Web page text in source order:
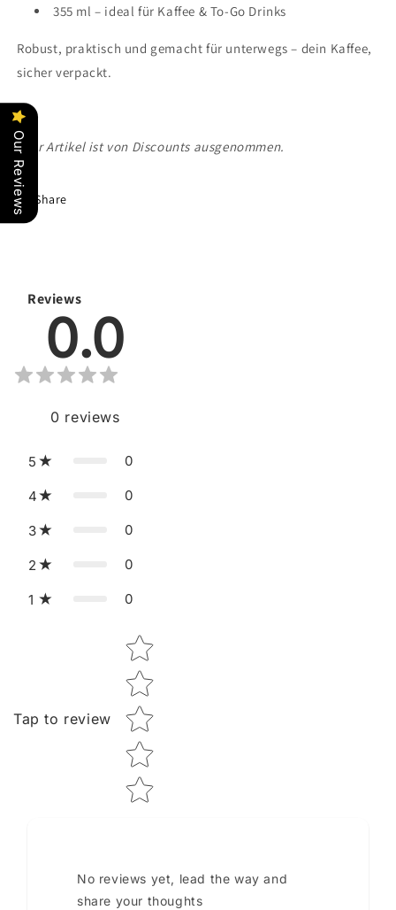
355 ml – ideal für Kaffee & To-Go Drinks
Robust, praktisch und gemacht für unterwegs – dein Kaffee,
sicher verpackt.
*Der Artikel ist von Discounts ausgenommen.
Share
Reviews
0.0
0 reviews
5 0
4 0
3 0
2 0
1 0
Tap to review
Star rating
No reviews yet, lead the way and
share your thoughts
Our Reviews